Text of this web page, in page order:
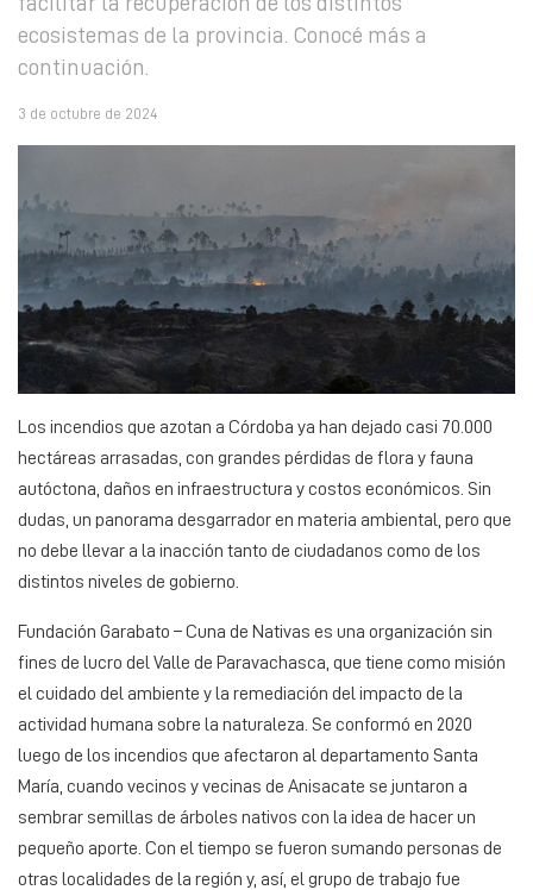
ecosistemas de la provincia. Conocé más a
continuación.
3 de octubre de 2024
Los incendios que azotan a Córdoba ya han dejado casi 70.000
hectáreas arrasadas, con grandes pérdidas de flora y fauna
autóctona, daños en infraestructura y costos económicos. Sin
dudas, un panorama desgarrador en materia ambiental, pero que
no debe llevar a la inacción tanto de ciudadanos como de los
distintos niveles de gobierno.
Fundación Garabato – Cuna de Nativas es una organización sin
fines de lucro del Valle de Paravachasca, que tiene como misión
el cuidado del ambiente y la remediación del impacto de la
actividad humana sobre la naturaleza. Se conformó en 2020
luego de los incendios que afectaron al departamento Santa
María, cuando vecinos y vecinas de Anisacate se juntaron a
sembrar semillas de árboles nativos con la idea de hacer un
pequeño aporte. Con el tiempo se fueron sumando personas de
otras localidades de la región y, así, el grupo de trabajo fue